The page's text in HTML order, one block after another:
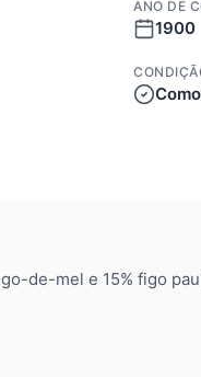
ANO DE
1900
de-mel e 15% figo